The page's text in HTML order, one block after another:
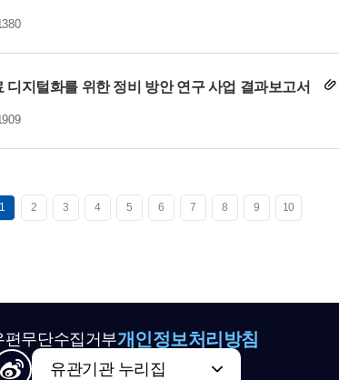
디지털화를 위한 정비 방안 연구 사업 결과보고서
1 2 3 4 5 6 7 8 9 10
편무단수집거부개인정보처리방침
유관기관 누리집